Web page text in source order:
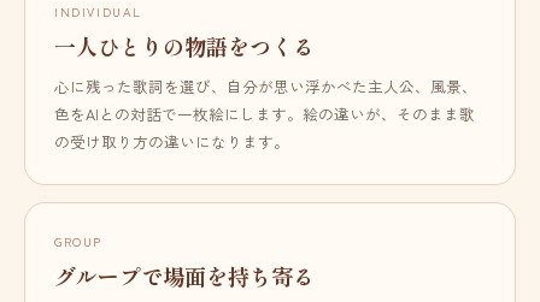
INDIVIDUAL
一人ひとりの物語をつくる
心に残った歌詞を選び、自分が思い浮かべた主人公、風景、
色をAIとの対話で一枚絵にします。絵の違いが、そのまま歌
の受け取り方の違いになります。
GROUP
グループで場面を持ち寄る